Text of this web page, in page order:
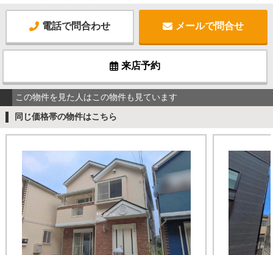
電話で問合わせ メールで問合せ
来店予約
この物件を見た人はこの物件も見ています
同じ価格帯の物件はこちら